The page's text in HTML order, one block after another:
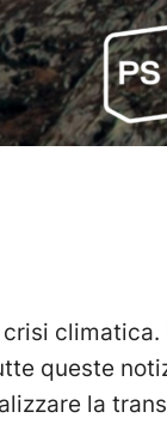
climatica.
queste
la